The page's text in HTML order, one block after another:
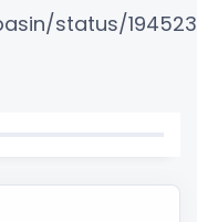
status/